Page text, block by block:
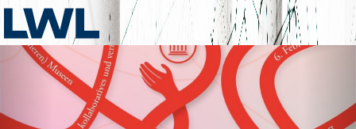
Vorherige